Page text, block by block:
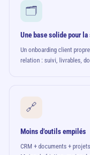
🗂️
Une base solide pour
Un onboarding client
relation : suivi, livrables,
🔗
Moins d’outils empilés
CRM + documents +